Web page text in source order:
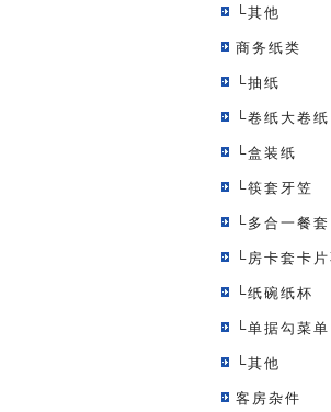
└其他
商务纸类
└抽纸
└卷纸大卷纸
└盒装纸
└筷套牙笠
└多合一餐套
└房卡套卡
└纸碗纸杯
└单据勾菜单
└其他
客房杂件